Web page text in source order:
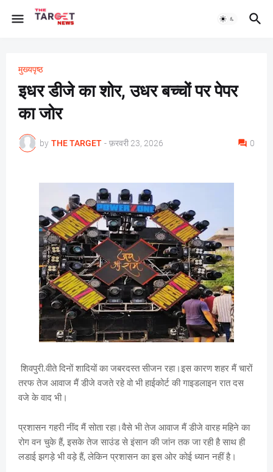
मुख्यपृष्ठ
इधर डीजे का शोर, उधर बच्चों पर पेपर
का जोर
by THE TARGET - फ़रवरी 23, 2026 0
शिवपुरी.वीते दिनों शादियों का जबरदस्त सीजन रहा।इस कारण शहर मैं चारों
तरफ तेज आवाज मैं डीजे वजते रहे वो भी हाईकोर्ट की गाइडलाइन रात दस
वजे के वाद भी।
प्रशासन गहरी नींद मैं सोता रहा।वैसे भी तेज आवाज मैं डीजे वारह महिने का
रोग वन चुके हैं, इसके तेज साउंड से इंसान की जांन तक जा रही है साथ ही
लडाई झगड़े भी वड़े हैं, लेकिन प्रशासन का इस ओर कोई ध्यान नहीं है।